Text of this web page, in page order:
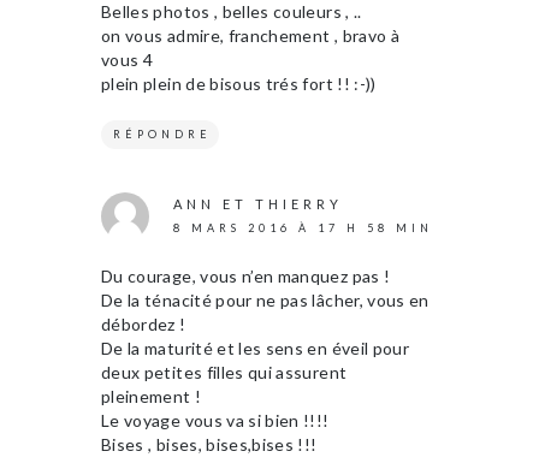
Belles photos , belles couleurs , ..
on vous admire, franchement , bravo à
vous 4
plein plein de bisous trés fort !! :-))
RÉPONDRE
ANN ET THIERRY
8 MARS 2016 À 17 H 58 MIN
Du courage, vous n’en manquez pas !
De la ténacité pour ne pas lâcher, vous en
débordez !
De la maturité et les sens en éveil pour
deux petites filles qui assurent
pleinement !
Le voyage vous va si bien !!!!
Bises , bises, bises,bises !!!